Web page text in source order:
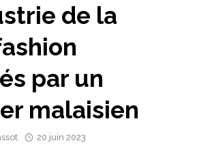
de la
par un
malaisien
20 juin 2023